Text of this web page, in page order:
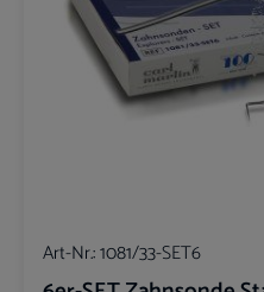
Art-Nr.:1081/33-SET6